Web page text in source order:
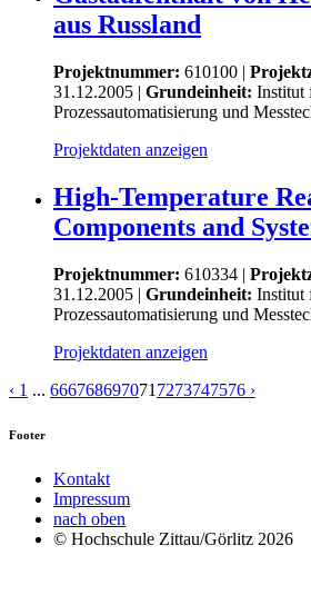
aus Russland
Projektnummer: 610100 |
31.12.2005 | Grundeinheit: Institut
Prozessautomatisierung und
Projektdaten anzeigen
High-Temperature
Components and
Projektnummer: 610334 |
31.12.2005 | Grundeinheit: Institut
Prozessautomatisierung und
Projektdaten anzeigen
‹ 1 ... 666768697071 7273747576 ›
Footer
Kontakt
Impressum
nach oben
© Hochschule Zittau/Görlitz 2026